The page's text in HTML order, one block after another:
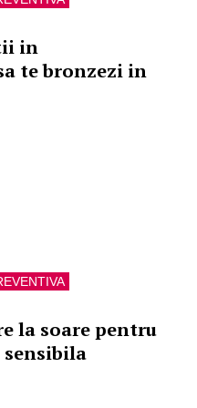
in
te bronzezi in
la soare pentru
sensibila